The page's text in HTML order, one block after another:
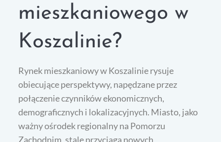
mieszkaniowego w
Koszalinie?
Rynek mieszkaniowy w Koszalinie rysuje
obiecujące perspektywy, napędzane przez
połączenie czynników ekonomicznych,
demograficznych i lokalizacyjnych. Miasto, jako
ważny ośrodek regionalny na Pomorzu
Zachodnim, stale przyciąga nowych